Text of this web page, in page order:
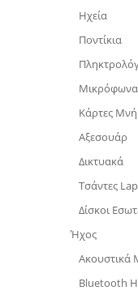
Ηχεία
Ποντίκια
Μικρόφωνα
Κάρτες
Aξεσουάρ
Δικτυακά
Τσάντες
Δίσκοι
Ήχος
Ακουστικά
Bluetooth